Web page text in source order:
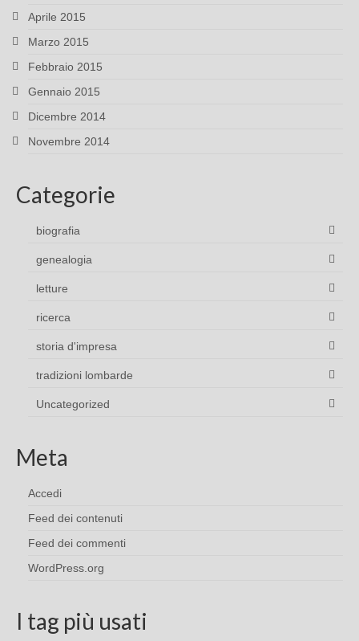
Aprile 2015
Marzo 2015
Febbraio 2015
Gennaio 2015
Dicembre 2014
Novembre 2014
Categorie
biografia
genealogia
letture
ricerca
storia d'impresa
tradizioni lombarde
Uncategorized
Meta
Accedi
Feed dei contenuti
Feed dei commenti
WordPress.org
I tag più usati